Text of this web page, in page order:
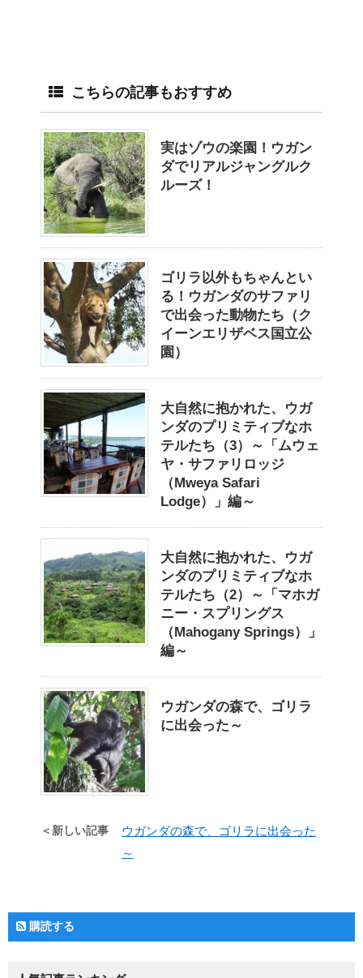
こちらの記事もおすすめ
実はゾウの楽園！ウガン
ダでリアルジャングルク
ルーズ！
ゴリラ以外もちゃんとい
る！ウガンダのサファリ
で出会った動物たち（ク
イーンエリザベス国立公
園）
大自然に抱かれた、ウガ
ンダのプリミティブなホ
テルたち（3）～「ムウェ
ヤ・サファリロッジ
（Mweya Safari
Lodge）」編～
大自然に抱かれた、ウガ
ンダのプリミティブなホ
テルたち（2）～「マホガ
ニー・スプリングス
（Mahogany Springs）」
編～
ウガンダの森で、ゴリラ
に出会った～
＜新しい記事
ウガンダの森で、ゴリラに出会った
～
購読する